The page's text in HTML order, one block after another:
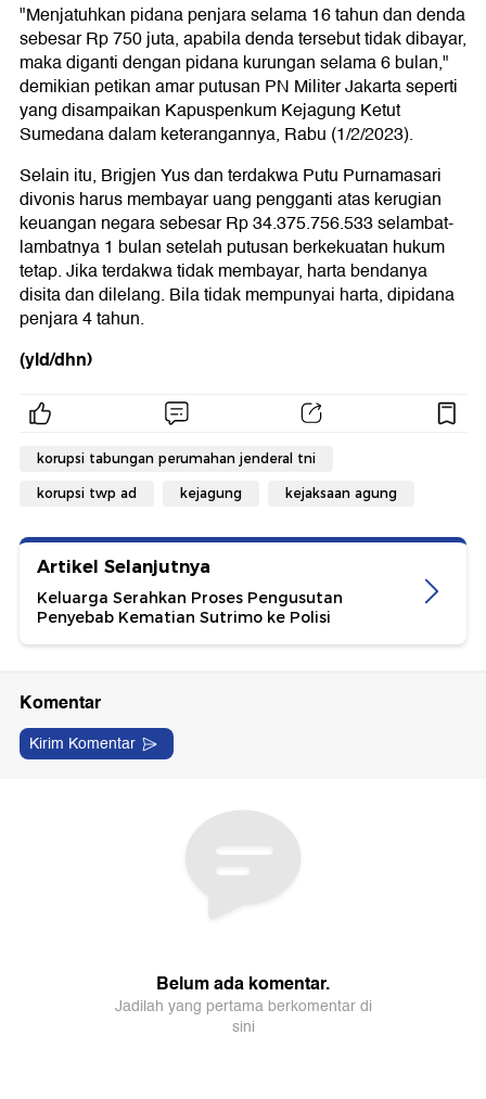
"Menjatuhkan pidana penjara selama 16 tahun dan denda
sebesar Rp 750 juta, apabila denda tersebut tidak dibayar,
maka diganti dengan pidana kurungan selama 6 bulan,"
demikian petikan amar putusan PN Militer Jakarta seperti
yang disampaikan Kapuspenkum Kejagung Ketut
Sumedana dalam keterangannya, Rabu (1/2/2023).
Selain itu, Brigjen Yus dan terdakwa Putu Purnamasari
divonis harus membayar uang pengganti atas kerugian
keuangan negara sebesar Rp 34.375.756.533 selambat-
lambatnya 1 bulan setelah putusan berkekuatan hukum
tetap. Jika terdakwa tidak membayar, harta bendanya
disita dan dilelang. Bila tidak mempunyai harta, dipidana
penjara 4 tahun.
(yld/dhn)
korupsi tabungan perumahan jenderal tni
korupsi twp ad kejagung kejaksaan agung
Artikel Selanjutnya
Keluarga Serahkan Proses Pengusutan
Penyebab Kematian Sutrimo ke Polisi